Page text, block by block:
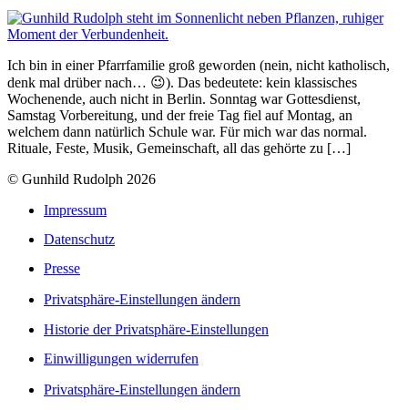
Ich bin in einer Pfarrfamilie groß geworden (nein, nicht katholisch,
denk mal drüber nach… 😉). Das bedeutete: kein klassisches
Wochenende, auch nicht in Berlin. Sonntag war Gottesdienst,
Samstag Vorbereitung, und der freie Tag fiel auf Montag, an
welchem dann natürlich Schule war. Für mich war das normal.
Rituale, Feste, Musik, Gemeinschaft, all das gehörte zu […]
© Gunhild Rudolph 2026
Impressum
Datenschutz
Presse
Privatsphäre-Einstellungen ändern
Historie der Privatsphäre-Einstellungen
Einwilligungen widerrufen
Privatsphäre-Einstellungen ändern